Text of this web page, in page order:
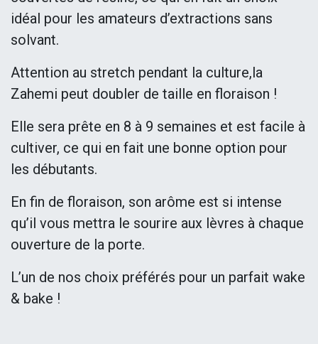
idéal pour les amateurs d’extractions sans
solvant.
Attention au stretch pendant la culture,la
Zahemi peut doubler de taille en floraison !
Elle sera prête en 8 à 9 semaines et est facile à
cultiver, ce qui en fait une bonne option pour
les débutants.
En fin de floraison, son arôme est si intense
qu’il vous mettra le sourire aux lèvres à chaque
ouverture de la porte.
L’un de nos choix préférés pour un parfait wake
& bake !